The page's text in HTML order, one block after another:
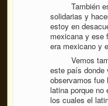
También es
solidarias y
estoy en
mexicana y ese
era mexicano y
Vemos
este país donde
observamos fue
latina porque no
los cuales el